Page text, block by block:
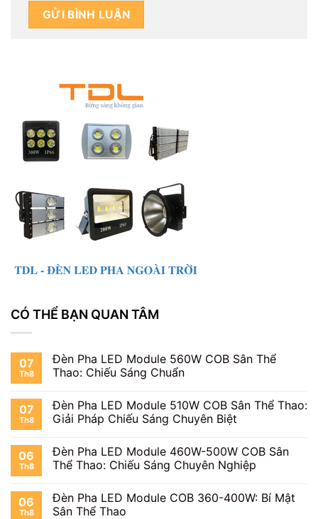
CÓ THỂ BẠN QUAN TÂM
07
Th8
Đèn Pha LED Module 560W COB Sân Thể
Thao: Chiếu Sáng Chuẩn
07
Th8
Đèn Pha LED Module 510W COB Sân Thể Thao:
Giải Pháp Chiếu Sáng Chuyên Biệt
06
Th8
Đèn Pha LED Module 460W-500W COB Sân
Thể Thao: Chiếu Sáng Chuyên Nghiệp
06
Th8
Đèn Pha LED Module COB 360-400W: Bí Mật
Sân Thể Thao